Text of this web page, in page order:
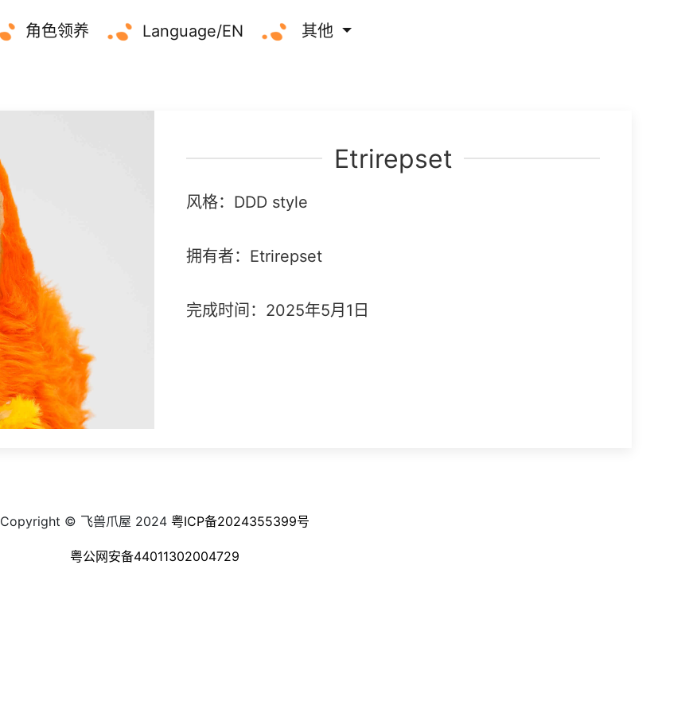
角色领养 Language/EN 其他
Etrirepset
风格：DDD style
拥有者：Etrirepset
完成时间：2025年5月1日
Copyright © 飞兽爪屋 2024 粤ICP备2024355399号
粤公网安备44011302004729